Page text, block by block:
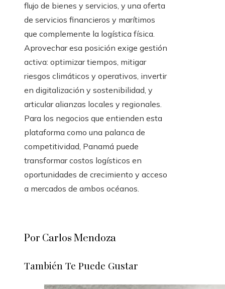
flujo de bienes y servicios, y una oferta
de servicios financieros y marítimos
que complemente la logística física.
Aprovechar esa posición exige gestión
activa: optimizar tiempos, mitigar
riesgos climáticos y operativos, invertir
en digitalización y sostenibilidad, y
articular alianzas locales y regionales.
Para los negocios que entienden esta
plataforma como una palanca de
competitividad, Panamá puede
transformar costos logísticos en
oportunidades de crecimiento y acceso
a mercados de ambos océanos.
Por Carlos Mendoza
También Te Puede Gustar